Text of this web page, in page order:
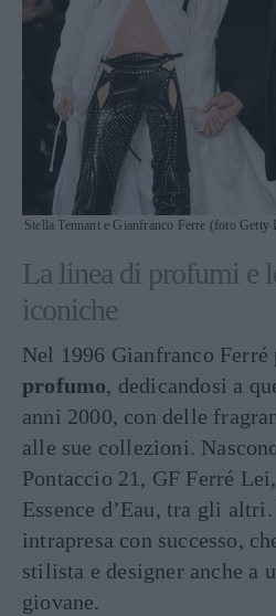
Stella Tennant e Gianfranco Ferre (foto Getty
La linea di profumi e
iconiche
Nel 1996 Gianfranco
profumo, dedicandosi a
anni 2000, con delle
alle sue collezioni.
Pontaccio 21, GF Ferré
Essence d’Eau, tra gli
intrapresa con successo,
stilista e designer anche a
giovane.